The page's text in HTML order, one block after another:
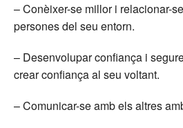
– Conèixer-se millor i relacionar-
persones del seu entorn.
– Desenvolupar confiança i
crear confiança al seu voltant.
– Comunicar-se amb els altres